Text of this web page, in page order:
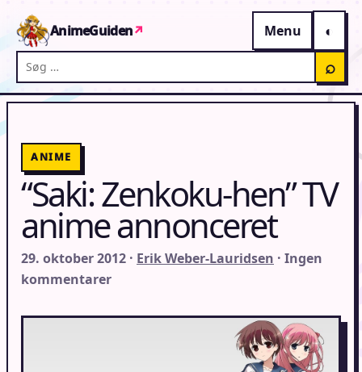
AnimeGuiden↗
Menu
Søg på AnimeGuiden
⌕
ANIME
“Saki: Zenkoku-hen” TV
anime annonceret
29. oktober 2012 · Erik Weber-Lauridsen · Ingen
kommentarer